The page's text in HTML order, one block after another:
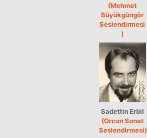
(Mehmet
Büyükgüngör
Seslendirmesi
)
Sadettin Erbil
(Orcun Sonat
Seslendirmesi)